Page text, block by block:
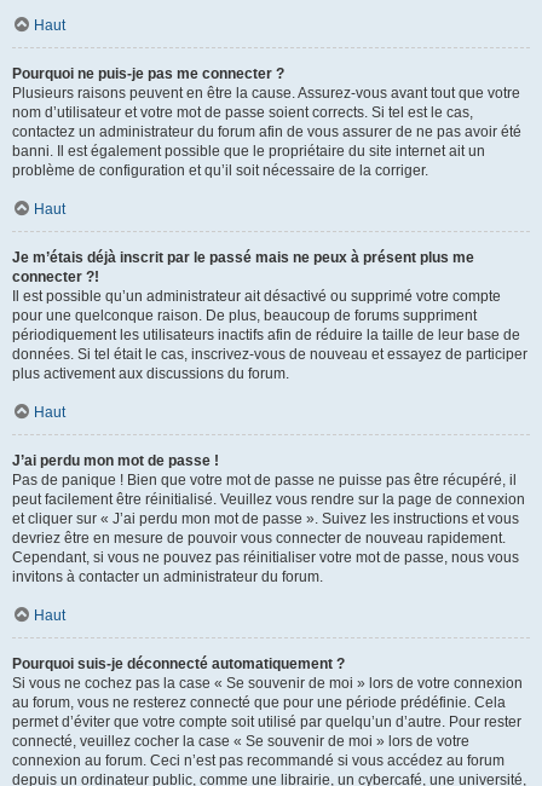
Haut
Pourquoi ne puis-je pas me connecter ?
Plusieurs raisons peuvent en être la cause. Assurez-vous avant tout que votre
nom d’utilisateur et votre mot de passe soient corrects. Si tel est le cas,
contactez un administrateur du forum afin de vous assurer de ne pas avoir été
banni. Il est également possible que le propriétaire du site internet ait un
problème de configuration et qu’il soit nécessaire de la corriger.
Haut
Je m’étais déjà inscrit par le passé mais ne peux à présent plus me
connecter ?!
Il est possible qu’un administrateur ait désactivé ou supprimé votre compte
pour une quelconque raison. De plus, beaucoup de forums suppriment
périodiquement les utilisateurs inactifs afin de réduire la taille de leur base de
données. Si tel était le cas, inscrivez-vous de nouveau et essayez de participer
plus activement aux discussions du forum.
Haut
J’ai perdu mon mot de passe !
Pas de panique ! Bien que votre mot de passe ne puisse pas être récupéré, il
peut facilement être réinitialisé. Veuillez vous rendre sur la page de connexion
et cliquer sur « J’ai perdu mon mot de passe ». Suivez les instructions et vous
devriez être en mesure de pouvoir vous connecter de nouveau rapidement.
Cependant, si vous ne pouvez pas réinitialiser votre mot de passe, nous vous
invitons à contacter un administrateur du forum.
Haut
Pourquoi suis-je déconnecté automatiquement ?
Si vous ne cochez pas la case « Se souvenir de moi » lors de votre connexion
au forum, vous ne resterez connecté que pour une période prédéfinie. Cela
permet d’éviter que votre compte soit utilisé par quelqu’un d’autre. Pour rester
connecté, veuillez cocher la case « Se souvenir de moi » lors de votre
connexion au forum. Ceci n’est pas recommandé si vous accédez au forum
depuis un ordinateur public, comme une librairie, un cybercafé, une université,